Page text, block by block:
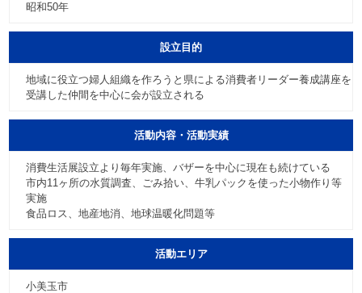
昭和50年
設立目的
地域に役立つ婦人組織を作ろうと県による消費者リーダー養成講座を
受講した仲間を中心に会が設立される
活動内容・活動実績
消費生活展設立より毎年実施、バザーを中心に現在も続けている
市内11ヶ所の水質調査、ごみ拾い、牛乳パックを使った小物作り等
実施
食品ロス、地産地消、地球温暖化問題等
活動エリア
小美玉市